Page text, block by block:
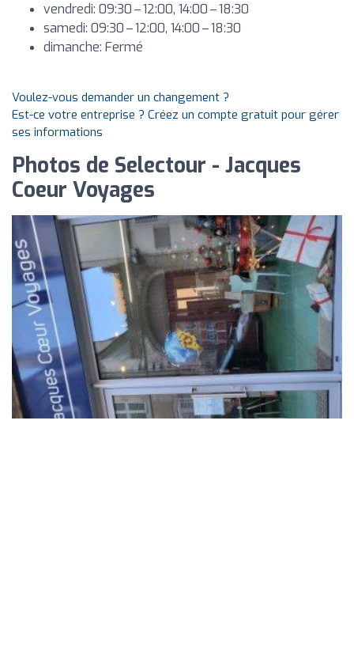
vendredi: 09:30 – 12:00, 14:00 – 18:30
samedi: 09:30 – 12:00, 14:00 – 18:30
dimanche: Fermé
Voulez-vous demander un changement ?
Est-ce votre entreprise ? Créez un compte gratuit pour gérer
ses informations
Photos de Selectour - Jacques
Coeur Voyages